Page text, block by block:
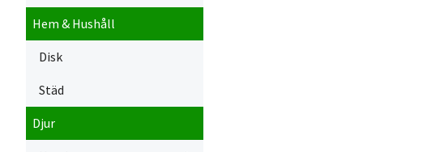
Hem & Hushåll
Disk
Städ
Djur